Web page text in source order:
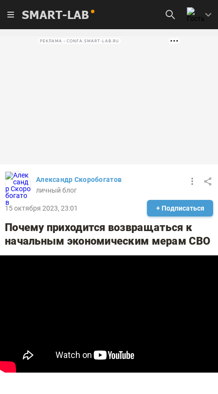
SMART-LAB
РЕКЛАМА • CONFA.SMART-LAB.RU
Александр Скоробогатов
личный блог
15 октября 2023, 23:01 + Подписаться
Почему приходится возвращаться к
начальным экономическим мерам СВО